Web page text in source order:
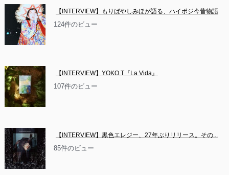
【INTERVIEW】もりばやしみほが語る、ハイポジ今昔物語
124件のビュー
【INTERVIEW】YOKO.T『La Vida』
107件のビュー
【INTERVIEW】黒色エレジー、27年ぶりリリース。その...
85件のビュー